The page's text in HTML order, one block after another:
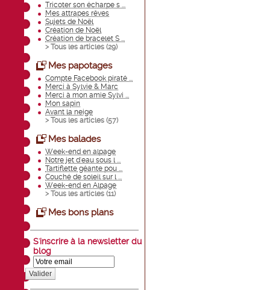
Tricoter son écharpe s ...
Mes attrapes rêves
Sujets de Noël
Création de Noël
Création de bracelet S ...
> Tous les articles (29)
Mes papotages
Compte Facebook piraté ...
Merci à Sylvie & Marc
Merci à mon amie Sylvi ...
Mon sapin
Avant la neige
> Tous les articles (57)
Mes balades
Week-end en alpage
Notre jet d'eau sous l ...
Tartiflette géante pou ...
Couché de soleil sur l ...
Week-end en Alpage
> Tous les articles (11)
Mes bons plans
S'inscrire à la newsletter du
blog
Valider